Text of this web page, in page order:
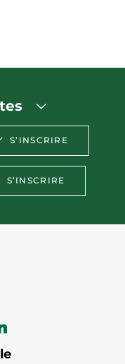
S’INSCRIRE
S’INSCRIRE